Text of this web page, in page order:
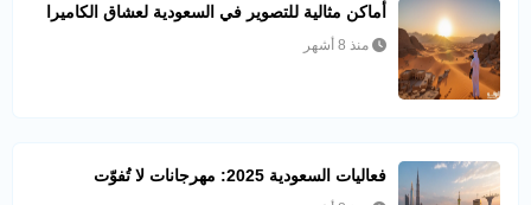
أماكن مثالية للتصوير في السعودية لعشاق الكاميرا
منذ 8 أشهر
فعاليات السعودية 2025: مهرجانات لا تُفوّت